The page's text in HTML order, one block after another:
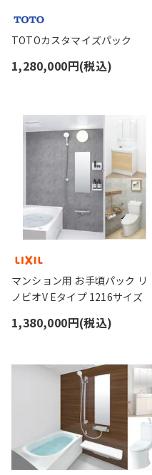
TOTOカスタマイズパック
1,280,000円(税込)
マンション用 お手頃パック リ
ノビオV Eタイプ 1216サイズ
1,380,000円(税込)